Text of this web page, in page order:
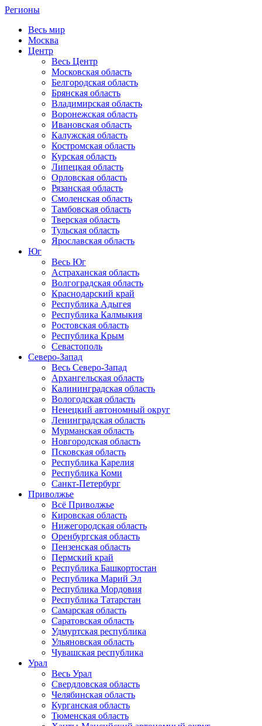
Регионы
Весь мир
Москва
Центр
Весь Центр
Московская область
Белгородская область
Брянская область
Владимирская область
Воронежская область
Ивановская область
Калужская область
Костромская область
Курская область
Липецкая область
Орловская область
Рязанская область
Смоленская область
Тамбовская область
Тверская область
Тульская область
Ярославская область
Юг
Весь Юг
Астраханская область
Волгоградская область
Краснодарский край
Республика Адыгея
Республика Калмыкия
Ростовская область
Республика Крым
Севастополь
Северо-Запад
Весь Северо-Запад
Архангельская область
Калининградская область
Вологодская область
Ненецкий автономный округ
Ленинградская область
Мурманская область
Новгородская область
Псковская область
Республика Карелия
Республика Коми
Санкт-Петербург
Приволжье
Всё Приволжье
Кировская область
Нижегородская область
Оренбургская область
Пензенская область
Пермский край
Республика Башкортостан
Республика Марий Эл
Республика Мордовия
Республика Татарстан
Самарская область
Саратовская область
Удмуртская республика
Ульяновская область
Чувашская республика
Урал
Весь Урал
Свердловская область
Челябинская область
Курганская область
Тюменская область